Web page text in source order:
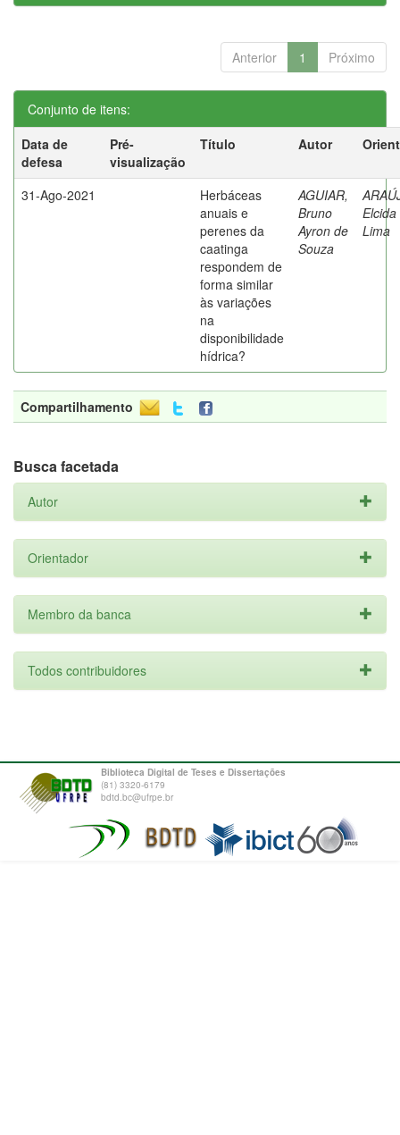
Anterior 1 Próximo
Conjunto de itens:
Data de
defesa
Pré-
visualização
Título Autor
31-Ago-2021
Herbáceas
anuais e
perenes da
caatinga
respondem de
forma similar
às variações
na
disponibilidade
hídrica?
AGUIAR,
Bruno
Ayron de
Souza
Elcida
Lima
Compartilhamento
Busca facetada
Autor
Orientador
Membro da banca
Todos contribuidores
Biblioteca Digital de Teses e Dissertações
(81) 3320-6179
bdtd.bc@ufrpe.br